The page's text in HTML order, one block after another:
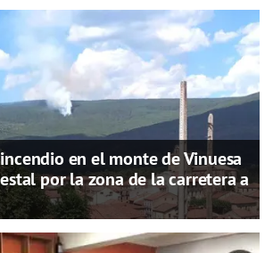
en el monte de Vinuesa
por la zona de la carretera a